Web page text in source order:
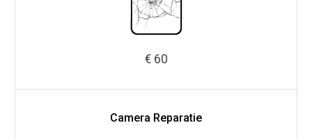
€ 60
Camera Reparatie